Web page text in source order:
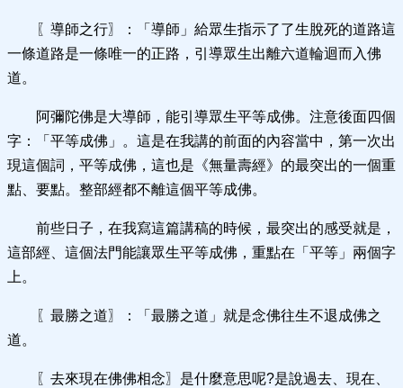
〖導師之行〗：「導師」給眾生指示了了生脫死的道路這
一條道路是一條唯一的正路，引導眾生出離六道輪迴而入佛
道。
阿彌陀佛是大導師，能引導眾生平等成佛。注意後面四個
字：「平等成佛」。這是在我講的前面的內容當中，第一次出
現這個詞，平等成佛，這也是《無量壽經》的最突出的一個重
點、要點。整部經都不離這個平等成佛。
前些日子，在我寫這篇講稿的時候，最突出的感受就是，
這部經、這個法門能讓眾生平等成佛，重點在「平等」兩個字
上。
〖最勝之道〗：「最勝之道」就是念佛往生不退成佛之
道。
〖去來現在佛佛相念〗是什麼意思呢?是說過去、現在、